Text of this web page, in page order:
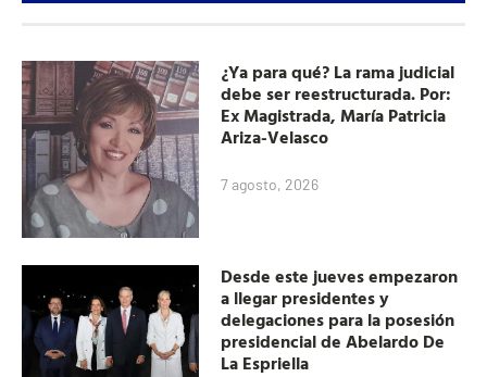
¿Ya para qué? La rama judicial
debe ser reestructurada. Por:
Ex Magistrada, María Patricia
Ariza-Velasco
7 agosto, 2026
Desde este jueves empezaron
a llegar presidentes y
delegaciones para la posesión
presidencial de Abelardo De
La Espriella